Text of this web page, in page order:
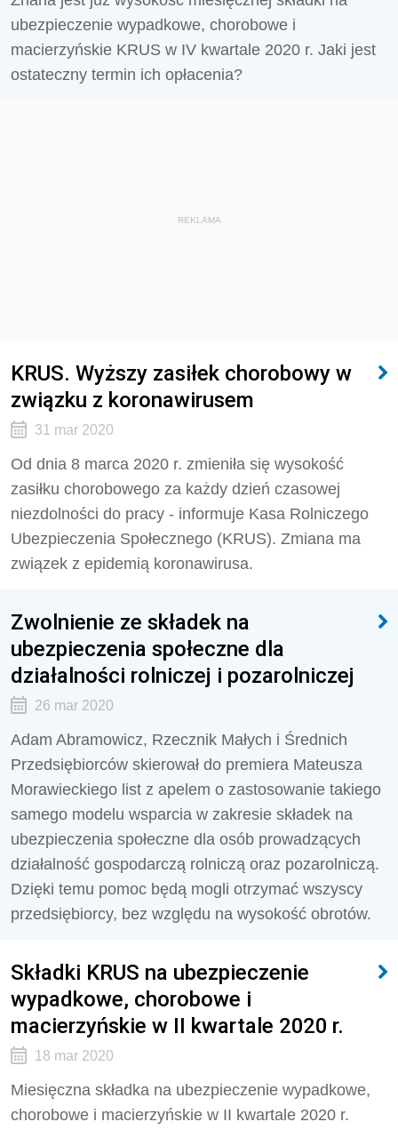
ubezpieczenie wypadkowe, chorobowe i
macierzyńskie KRUS w IV kwartale 2020 r. Jaki jest
ostateczny termin ich opłacenia?
REKLAMA
KRUS. Wyższy zasiłek chorobowy w
związku z koronawirusem
31 mar 2020
Od dnia 8 marca 2020 r. zmieniła się wysokość
zasiłku chorobowego za każdy dzień czasowej
niezdolności do pracy - informuje Kasa Rolniczego
Ubezpieczenia Społecznego (KRUS). Zmiana ma
związek z epidemią koronawirusa.
Zwolnienie ze składek na
ubezpieczenia społeczne dla
działalności rolniczej i pozarolniczej
26 mar 2020
Adam Abramowicz, Rzecznik Małych i Średnich
Przedsiębiorców skierował do premiera Mateusza
Morawieckiego list z apelem o zastosowanie takiego
samego modelu wsparcia w zakresie składek na
ubezpieczenia społeczne dla osób prowadzących
działalność gospodarczą rolniczą oraz pozarolniczą.
Dzięki temu pomoc będą mogli otrzymać wszyscy
przedsiębiorcy, bez względu na wysokość obrotów.
Składki KRUS na ubezpieczenie
wypadkowe, chorobowe i
macierzyńskie w II kwartale 2020 r.
18 mar 2020
Miesięczna składka na ubezpieczenie wypadkowe,
chorobowe i macierzyńskie w II kwartale 2020 r.